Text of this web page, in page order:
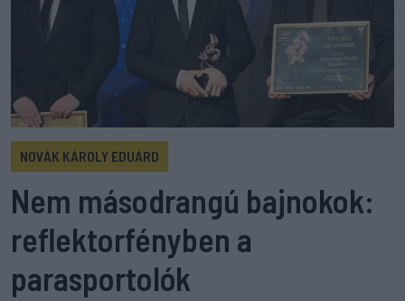
NOVÁK KÁROLY EDUÁRD
Nem másodrangú bajnokok:
reflektorfényben a
parasportolók